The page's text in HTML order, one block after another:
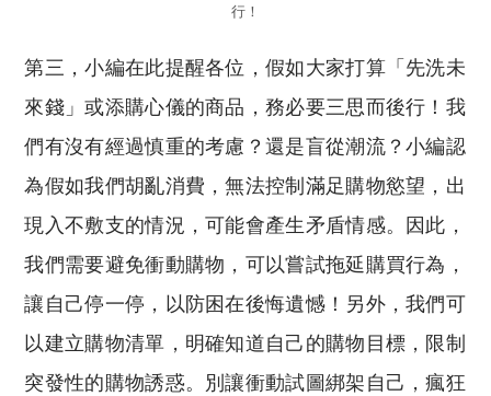
行！
第三，小編在此提醒各位，假如大家打算「先洗未
來錢」或添購心儀的商品，務必要三思而後行！我
們有沒有經過慎重的考慮？還是盲從潮流？小編認
為假如我們胡亂消費，無法控制滿足購物慾望，出
現入不敷支的情況，可能會產生矛盾情感。因此，
我們需要避免衝動購物，可以嘗試拖延購買行為，
讓自己停一停，以防困在後悔遺憾！另外，我們可
以建立購物清單，明確知道自己的購物目標，限制
突發性的購物誘惑。別讓衝動試圖綁架自己，瘋狂